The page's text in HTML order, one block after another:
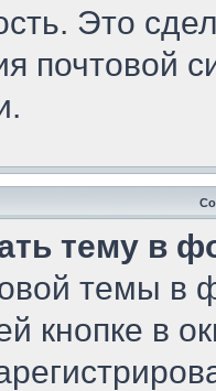
Это
почтовой
тему в
темы в
кнопке в